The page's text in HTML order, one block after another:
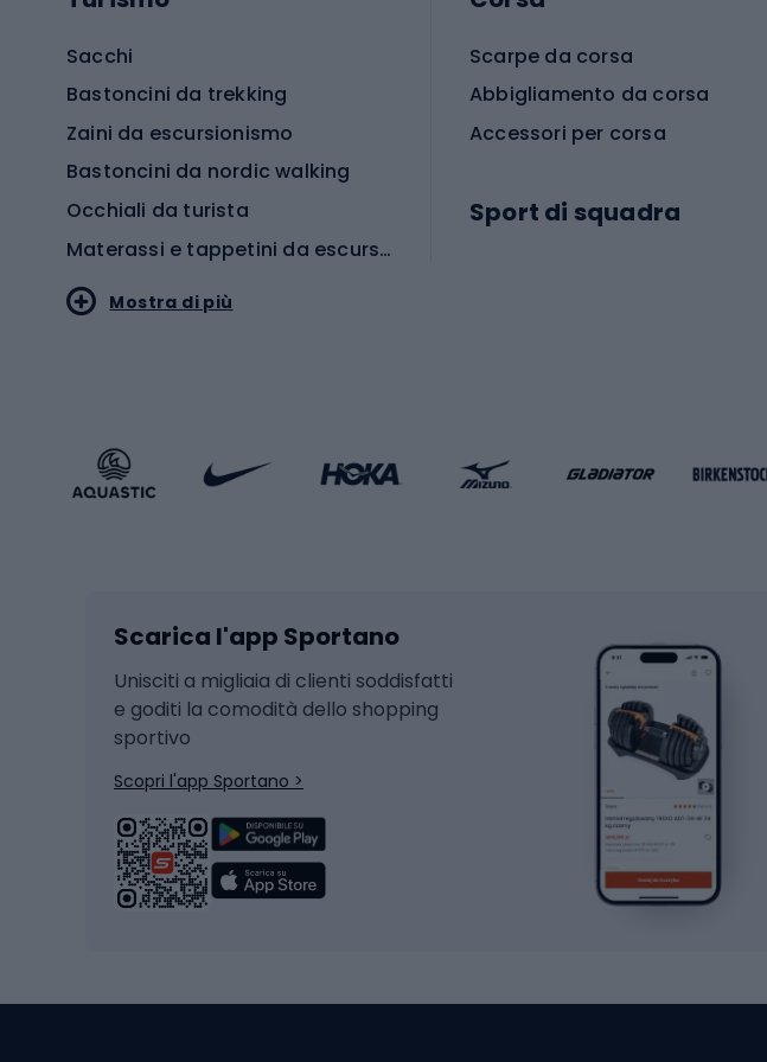
Sacchi
Bastoncini da trekking
Zaini da escursionismo
Bastoncini da nordic walking
Occhiali da turista
Materassi e tappetini da escursionismo
Accessori Sportstyle
Sci di fondo
Hockey
Snowboard
Skitouring
Pattini da ghiaccio
Biciclette
Biciclette da strada
Scarpe da corsa
Abbigliamento da corsa
Accessori per corsa
Sport di squadra
Abbigliamento da basket
Sci da sci alpinismo
Scarponi da sci alpinismo
Bastoncini da sci alpinismo
Sci
Mostra di più
Scarica l'app Sportano
Unisciti a migliaia di clienti soddisfatti
e goditi la comodità dello shopping
sportivo
Scopri l'app Sportano >